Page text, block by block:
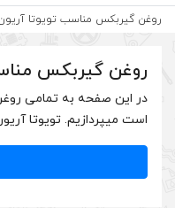
روغن گیربکس مناسب تویوتا
روغن گیربکس
است میپردازیم. تویوتا آریون 2009 تا 2011 ساخت کشور ژاپن